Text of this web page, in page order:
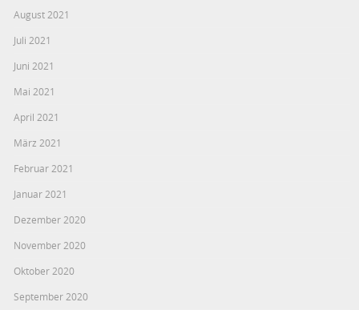
August 2021
Juli 2021
Juni 2021
Mai 2021
April 2021
März 2021
Februar 2021
Januar 2021
Dezember 2020
November 2020
Oktober 2020
September 2020